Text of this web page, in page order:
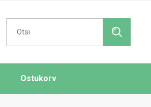
Search
for:
Ostukorv